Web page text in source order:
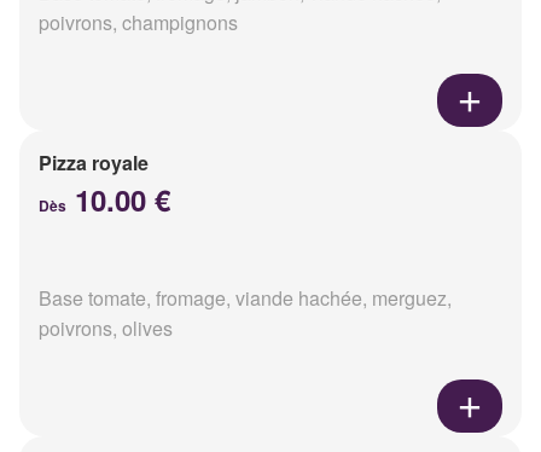
poivrons, champignons
Pizza royale
Dès 10.00 €
Base tomate, fromage, viande hachée, merguez,
poivrons, olives